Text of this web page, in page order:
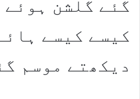
گئے گلشن
کیسے کیسے
دیکھتے موسم